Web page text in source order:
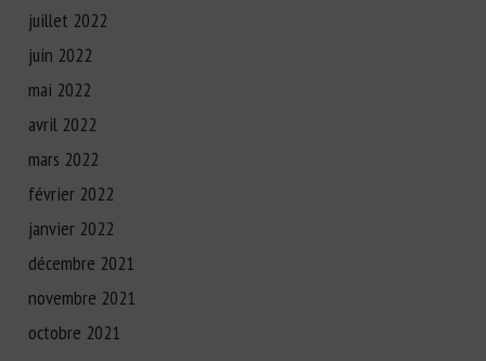
juillet 2022
juin 2022
mai 2022
avril 2022
mars 2022
février 2022
janvier 2022
décembre 2021
novembre 2021
octobre 2021